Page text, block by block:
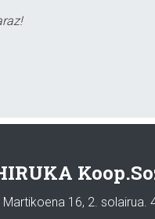
Martikoena 16, 2. solairua.